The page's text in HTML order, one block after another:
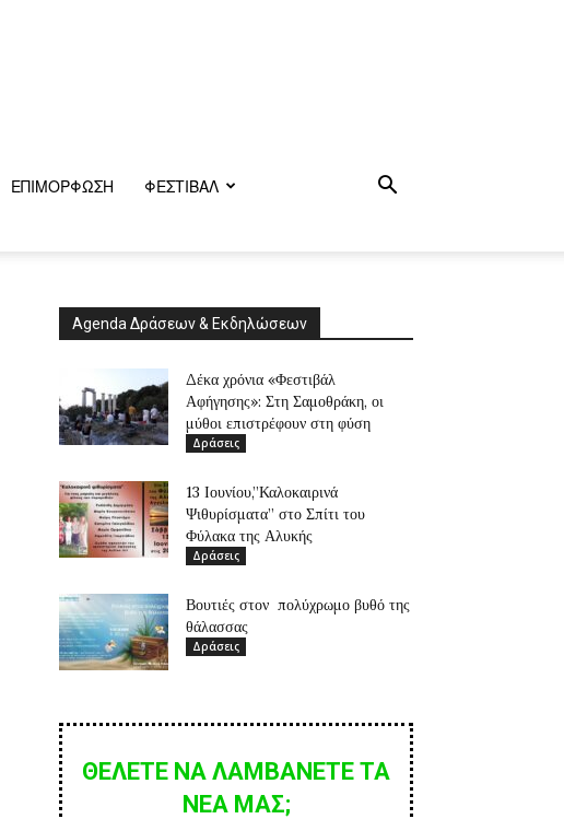
ΕΠΙΜΌΡΦΩΣΗ
ΦΕΣΤΙΒΑΛ
Agenda Δράσεων & Εκδηλώσεων
Δέκα χρόνια «Φεστιβάλ
Αφήγησης»: Στη Σαμοθράκη, οι
μύθοι επιστρέφουν στη φύση
Δράσεις
13 Ιουνίου,”Καλοκαιρινά
Ψιθυρίσματα” στο Σπίτι του
Φύλακα της Αλυκής
Δράσεις
Βουτιές στον πολύχρωμο βυθό της
θάλασσας
Δράσεις
ΘΕΛΕΤΕ ΝΑ ΛΑΜΒΑΝΕΤΕ ΤΑ
ΝΕΑ ΜΑΣ;